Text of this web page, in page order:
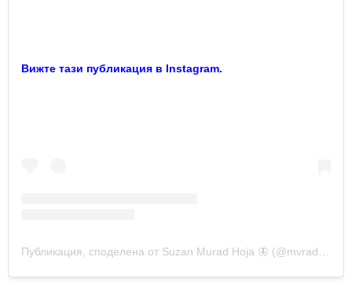
Вижте тази публикация в Instagram.